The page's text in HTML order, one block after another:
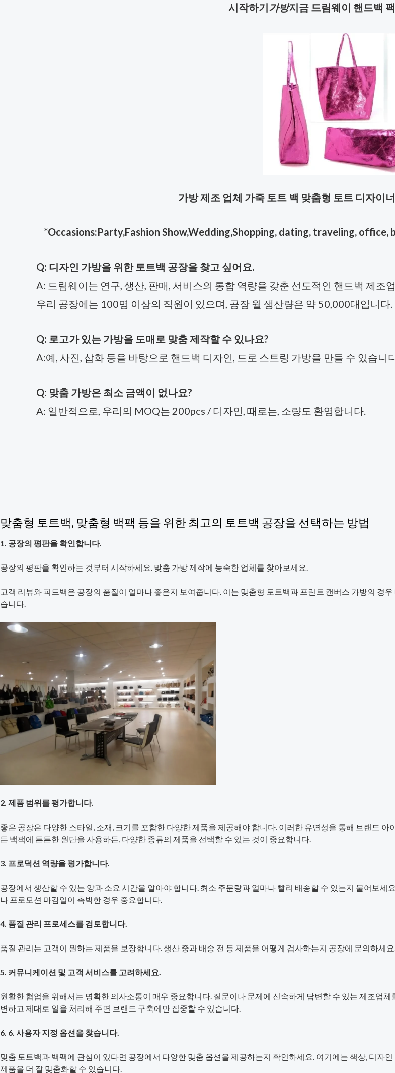
시작하기가방지금 드림웨이 핸드백
가방 제조 업체 가죽 토트 백 맞춤형 토트 디자이
*Occasions:Party,Fashion Show,Wedding,Shopping, dating, traveling,
Q: 디자인 가방을 위한 토트백 공장을 찾고 싶어요.
A: 드림웨이는 연구, 생산, 판매, 서비스의 통합 역량을 갖춘 선도적인 핸드백 제조
우리 공장에는 100명 이상의 직원이 있으며, 공장 월 생산량은 약 50,000대입니다.
Q: 로고가 있는 가방을 도매로 맞춤 제작할 수 있나요?
A:예, 사진, 삽화 등을 바탕으로 핸드백 디자인, 드로 스트링 가방을 만들 수 있습니
Q: 맞춤 가방은 최소 금액이 없나요?
A: 일반적으로, 우리의 MOQ는 200pcs / 디자인, 때로는, 소량도 환영합니다.
맞춤형 토트백, 맞춤형 백팩 등을 위한 최고의 토트백 공장을 선택하는 방법
1. 공장의 평판을 확인합니다.
공장의 평판을 확인하는 것부터 시작하세요. 맞춤 가방 제작에 능숙한 업체를 찾아보세요.
고객 리뷰와 피드백은 공장의 품질이 얼마나 좋은지 보여줍니다. 이는 맞춤형 토트백과 프린트 캔버스 가방의 경
습니다.
2. 제품 범위를 평가합니다.
좋은 공장은 다양한 스타일, 소재, 크기를 포함한 다양한 제품을 제공해야 합니다. 이러한 유연성을 통해 브랜드
든 백팩에 튼튼한 원단을 사용하든, 다양한 종류의 제품을 선택할 수 있는 것이 중요합니다.
3. 프로덕션 역량을 평가합니다.
공장에서 생산할 수 있는 양과 소요 시간을 알아야 합니다. 최소 주문량과 얼마나 빨리 배송할 수 있는지 물어보
나 프로모션 마감일이 촉박한 경우 중요합니다.
4. 품질 관리 프로세스를 검토합니다.
품질 관리는 고객이 원하는 제품을 보장합니다. 생산 중과 배송 전 등 제품을 어떻게 검사하는지 공장에 문의하세
5. 커뮤니케이션 및 고객 서비스를 고려하세요.
원활한 협업을 위해서는 명확한 의사소통이 매우 중요합니다. 질문이나 문제에 신속하게 답변할 수 있는 제조업
변하고 제대로 일을 처리해 주면 브랜드 구축에만 집중할 수 있습니다.
6. 6. 사용자 지정 옵션을 찾습니다.
맞춤 토트백과 백팩에 관심이 있다면 공장에서 다양한 맞춤 옵션을 제공하는지 확인하세요. 여기에는 색상, 디자
제품을 더 잘 맞춤화할 수 있습니다.